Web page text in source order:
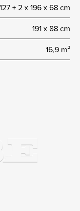
+ 2 x 196 x 68 cm
191 x 88 cm
16,9 m²